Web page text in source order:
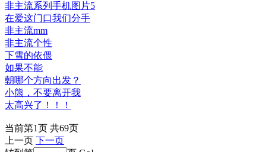
非主流系列手机图片5
在爱这门口我们分手
非主流mm
非主流个性
下雪的依偎
如果不能
朝哪个方向出发？
小熊，不要离开我
太高兴了！！！
当前第1页 共69页
上一页 下一页